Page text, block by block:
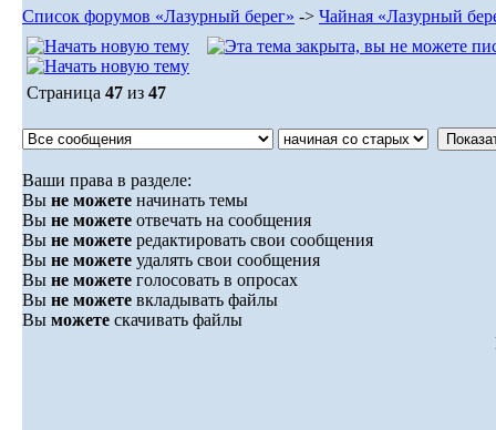
Список форумов «Лазурный берег» -> Чайная «Лазурный
Страница 47 из 47
Ваши права в разделе:
Вы не можете начинать темы
Вы не можете отвечать на сообщения
Вы не можете редактировать свои сообщения
Вы не можете удалять свои сообщения
Вы не можете голосовать в опросах
Вы не можете вкладывать файлы
Вы можете скачивать файлы